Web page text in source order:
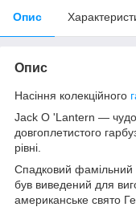
Опис
Опис
Насіння колекційного
Jack O 'Lantern —
довгоплетистого
рівні.
Спадковий фамільний
був виведений для
американське свято